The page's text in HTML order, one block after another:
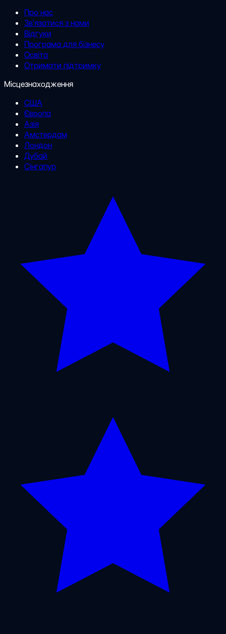
Про нас
Зв'язатися з нами
Відгуки
Програма для бізнесу
Освіта
Отримати підтримку
Місцезнаходження
США
Європа
Азія
Амстердам
Лондон
Дубай
Сінгапур